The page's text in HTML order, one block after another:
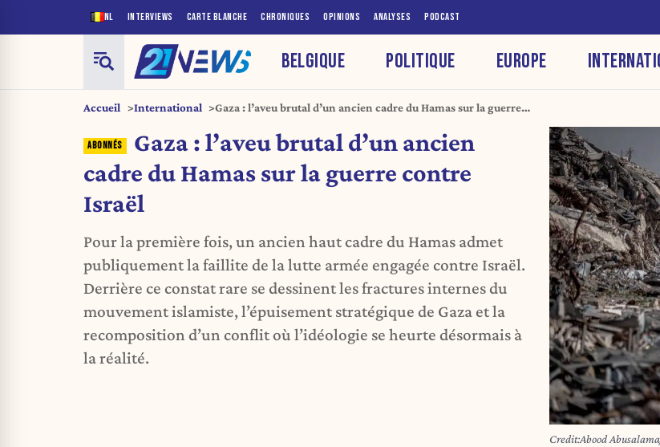
NL INTERVIEWS CARTE BLANCHE CHRONIQUES OPINIONS ANALYSES PODCAST
BELGIQUE POLITIQUE EUROPE
Accueil International
Gaza : l’aveu brutal d’un ancien cadre du Hamas sur la guerre
Gaza : l’aveu brutal d’un ancien
cadre du Hamas sur la guerre contre
Israël
Pour la première fois, un ancien haut cadre du Hamas admet
publiquement la faillite de la lutte armée engagée contre Israël.
Derrière ce constat rare se dessinent les fractures internes du
mouvement islamiste, l’épuisement stratégique de Gaza et la
recomposition d’un conflit où l’idéologie se heurte désormais à
la réalité.
Credit:Abood